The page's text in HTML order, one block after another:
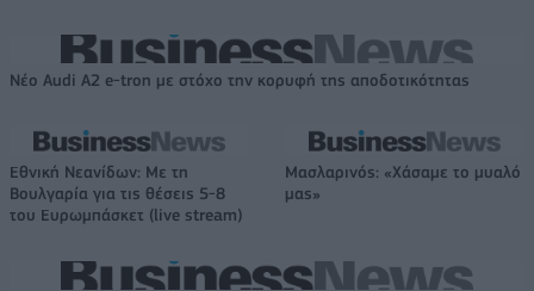
Νέο Audi A2 e-tron με στόχο την κορυφή της αποδοτικότητας
Εθνική Νεανίδων: Με τη
Βουλγαρία για τις θέσεις 5-8
του Ευρωμπάσκετ (live stream)
Μασλαρινός: «Χάσαμε το μυαλό
μας»